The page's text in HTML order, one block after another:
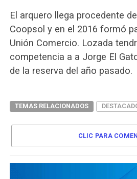
El arquero llega procedente
Coopsol y en el 2016 formó
Unión Comercio. Lozada
competencia a a Jorge El
de la reserva del año pasado.
TEMAS RELACIONADOS
CLIC PARA